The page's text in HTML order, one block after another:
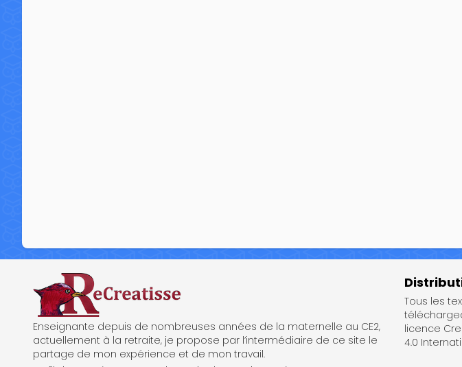
ReCreatisse
Enseignante depuis de nombreuses années de la maternelle au CE2,
actuellement à la retraite, je propose par l’intermédiaire de ce site le
partage de mon expérience et de mon travail.
Tous les
licence
4.0